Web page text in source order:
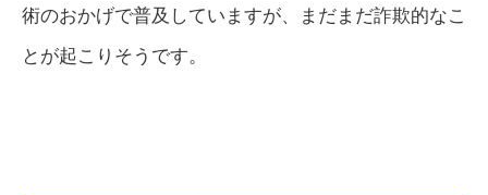
術のおかげで普及していますが、まだまだ詐欺的なこ
とが起こりそうです。